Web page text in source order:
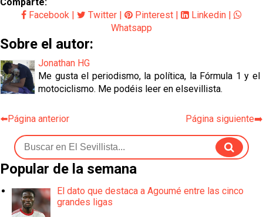
Facebook | Twitter | Pinterest | Linkedin |
Whatsapp
Sobre el autor:
Jonathan HG
Me gusta el periodismo, la política, la Fórmula 1 y el
motociclismo. Me podéis leer en elsevillista.
⬅️Página anterior Página siguiente➡️
Popular de la semana
El dato que destaca a Agoumé entre las cinco
grandes ligas